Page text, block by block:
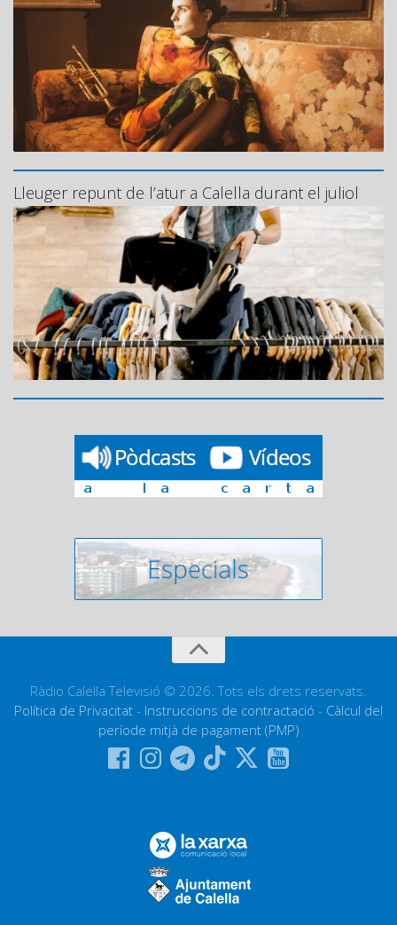
Lleuger repunt de l’atur a Calella durant el juliol
Ràdio Calella Televisió © 2026. Tots els drets reservats.
Política de Privacitat - Instruccions de contractació - Càlcul del
període mitjà de pagament (PMP)